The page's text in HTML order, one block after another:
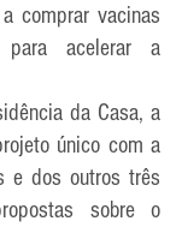
comprar vacinas
acelerar a
da Casa, a
único com a
e dos outros três
sobre o